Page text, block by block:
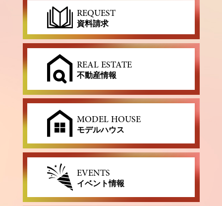
REQUEST
資料請求
REAL ESTATE
不動産情報
MODEL HOUSE
モデルハウス
EVENTS
イベント情報